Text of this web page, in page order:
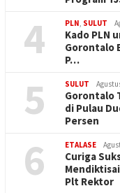
4 PLN SULUT
Kado PLN
Gorontalo
P…
5 SULUT
Gorontalo
di Pulau
Persen
6 ETALASE
Curiga
Plt Rektor